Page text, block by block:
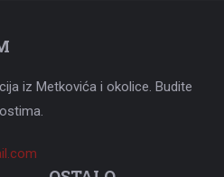
iz Metkovića i okolice. Budite